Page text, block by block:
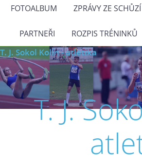
FOTOALBUM ZPRÁVY ZE
PARTNEŘI ROZPIS TRÉNINKŮ
T. J. Sokol Kolín - atletika
T. J.